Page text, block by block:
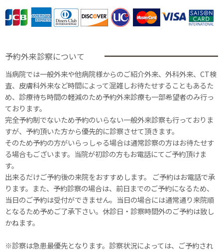
予約外来診察について
当病院では一般外来や他病院様からのご紹介外来、外科外来、CT検
査、皮膚科外来など時間によって混雑しお待たせすることもあるた
め、診療待ち時間の軽減のため予約外来診療も一部希望者のみ行っ
ております。
完全予約制でないため予約のいらない一般外来診察も行っておりま
すが、予約頂いた方から優先的に診察させて頂きます。
そのため予約の方がいらっしゃる場合は通常診察の方はお待たせす
る場合もございます。当院が初診の方もお電話にてご予約頂けま
す。
出来るだけご予約後の来院をおすすめします。 ご予約はお電話で承
ります。また、予約診察の場合は、前日までのご予約になるため、
当日のご予約は受付ができません。当日の場合には通常通り来院順
となるため予めご了承下さい。休診日・診察時間外のご予約は致し
かねます。
※診察は急患最優先となります。診察状況によっては、ご予約され